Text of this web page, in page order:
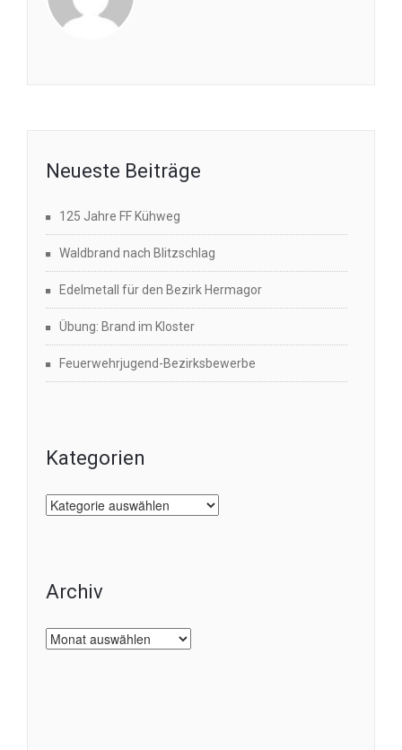
Neueste Beiträge
125 Jahre FF Kühweg
Waldbrand nach Blitzschlag
Edelmetall für den Bezirk Hermagor
Übung: Brand im Kloster
Feuerwehrjugend-Bezirksbewerbe
Kategorien
Kategorien
Archiv
Archiv